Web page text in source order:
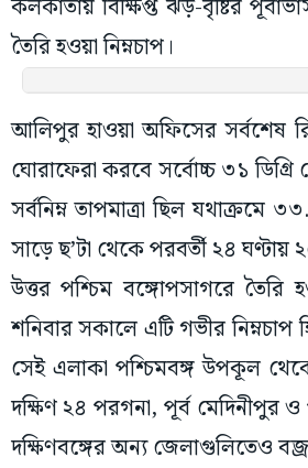
কলকাতায় বিক্ষিপ্ত ঝড়-বৃষ্টির
তৈরি হওয়া নিম্নচাপ।
আলিপুর হাওয়া অফিসের সর্বশেষ
ঘোরাফেরা করবে সর্বোচ্চ ৩১
সর্বনিম্ন তাপমাত্রা ছিল
সাড়ে ছ’টা থেকে পরবর্তী ২৪ ঘণ্টায়
উত্তর পশ্চিম বঙ্গোপসাগরে তৈরি
শনিবার সকালে এটি গভীর নিম্নচাপ
সেই এলাকা পশ্চিমবঙ্গ উপকূল
দক্ষিণ ২৪ পরগনা, পূর্ব মেদিনীপুর
দক্ষিণবঙ্গের অন্য জেলাগুলিতেও